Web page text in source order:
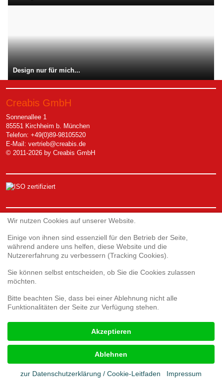
Design nur für mich...
Creabis GmbH
Sonnenallee 1
85551 Kirchheim b. München
Telefon: +49(0)89-98105520
E-Mail: vertrieb@creabis.de
© 2011-2026 by Creabis GmbH
Service
Webshop
Umfrage 3D-Druck
Umfrage zur Kundenzufriedenheit
Reklamationsformular
Impressum
Cookies
Datenschutz
Wir nutzen Cookies auf unserer Website.
Einige von ihnen sind essenziell für den Betrieb der Seite,
während andere uns helfen, diese Website und die
Nutzererfahrung zu verbessern (Tracking Cookies).
Sie können selbst entscheiden, ob Sie die Cookies zulassen
möchten.
Bitte beachten Sie, dass bei einer Ablehnung nicht alle
Funktionalitäten der Seite zur Verfügung stehen.
Akzeptieren
Ablehnen
zur Datenschutzerklärung / Cookie-Leitfaden Impressum